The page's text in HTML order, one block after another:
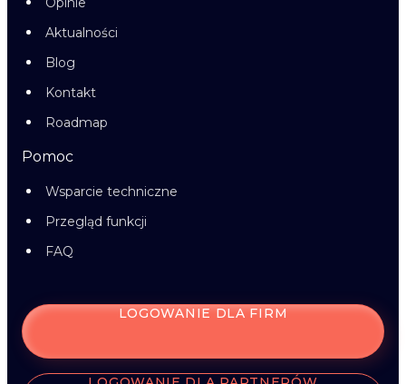
Aktualności
Blog
Kontakt
Roadmap
Pomoc
Wsparcie techniczne
Przegląd funkcji
FAQ
LOGOWANIE DLA FIRM